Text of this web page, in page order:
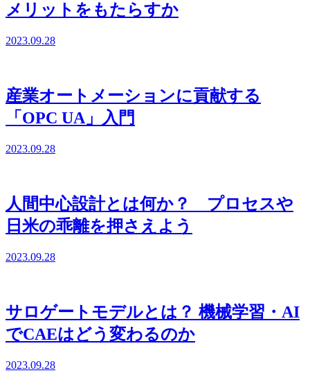
メリットをもたらすか
2023.09.28
産業オートメーションに貢献する
「OPC UA」入門
2023.09.28
人間中心設計とは何か？ プロセスや
日米の乖離を押さえよう
2023.09.28
サロゲートモデルとは？ 機械学習・AI
でCAEはどう変わるのか
2023.09.28